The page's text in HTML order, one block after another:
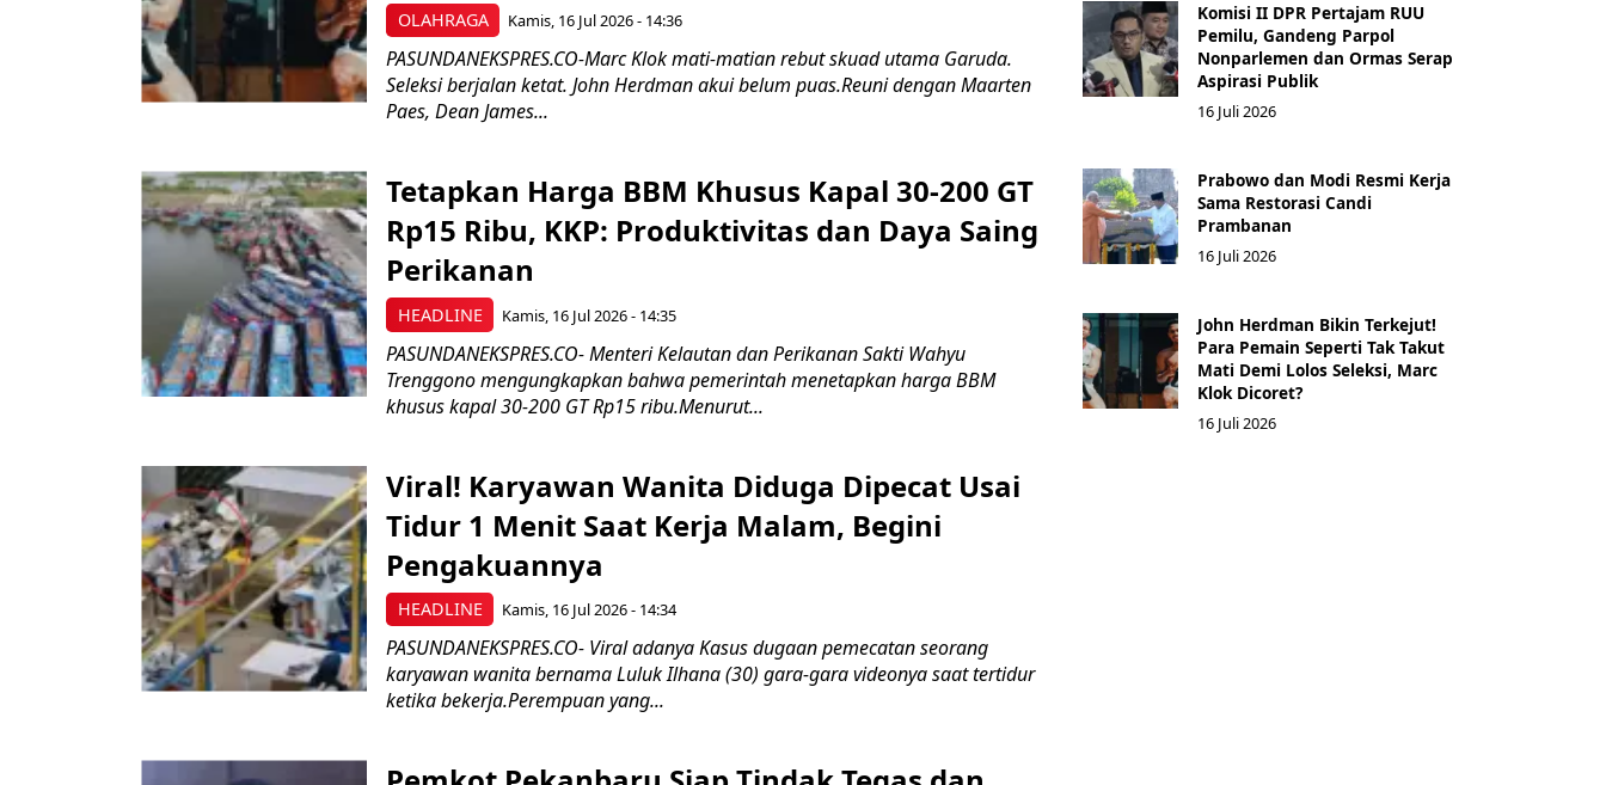
OLAHRAGA Kamis, 16 Jul 2026 - 14:36
PASUNDANEKSPRES.CO-Marc Klok mati-matian rebut skuad utama Garuda.
Seleksi berjalan ketat. John Herdman akui belum puas.Reuni dengan Maarten
Paes, Dean James...
HEADLINE
Tetapkan Harga BBM Khusus Kapal 30-200 GT
Rp15 Ribu, KKP: Produktivitas dan Daya Saing
Perikanan
Kamis, 16 Jul 2026 - 14:35
PASUNDANEKSPRES.CO- Menteri Kelautan dan Perikanan Sakti Wahyu
Trenggono mengungkapkan bahwa pemerintah menetapkan harga BBM
khusus kapal 30-200 GT Rp15 ribu.Menurut...
HEADLINE
Viral! Karyawan Wanita Diduga Dipecat Usai
Tidur 1 Menit Saat Kerja Malam, Begini
Pengakuannya
Kamis, 16 Jul 2026 - 14:34
PASUNDANEKSPRES.CO- Viral adanya Kasus dugaan pemecatan seorang
karyawan wanita bernama Luluk Ilhana (30) gara-gara videonya saat tertidur
ketika bekerja.Perempuan yang...
Komisi II DPR Pertajam RUU
Pemilu, Gandeng Parpol
Nonparlemen dan Ormas Serap
Aspirasi Publik
16 Juli 2026
Prabowo dan Modi Resmi Kerja
Sama Restorasi Candi
Prambanan
16 Juli 2026
John Herdman Bikin Terkejut!
Para Pemain Seperti Tak Takut
Mati Demi Lolos Seleksi, Marc
Klok Dicoret?
16 Juli 2026